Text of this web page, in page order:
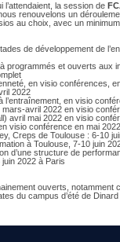
la session de
renouvelons un
au choix, avec un
de développement de
programmés et ouverts aux
en visio conférences,
2022
l’entraînement, en visio
avril 2022 en visio
avril mai 2022 en visio
visio conférence en mai 2022
Creps de Toulouse : 6-10
à Toulouse, 7-10 juin
d’une structure de
2022 à Paris
ouverts, notamment
du campus d’été de